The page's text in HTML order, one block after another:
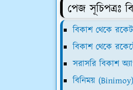
পেজ সূচিপত্রঃ
বিকাশ থেকে রকেট
বিকাশ থেকে
সরাসরি বিকাশ
বিনিময়